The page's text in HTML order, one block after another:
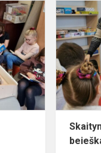
Skaitymo
kampeliai